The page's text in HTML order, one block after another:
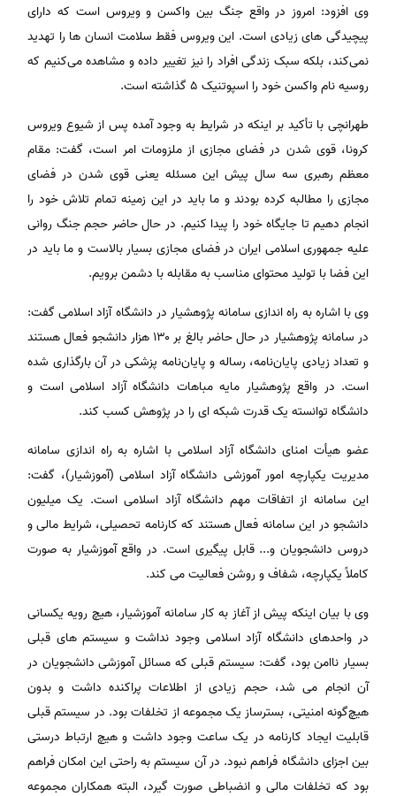
وی افزود: امروز در واقع جنگ بین واکسن و ویروس است که دارای
پیچیدگی های زیادی است. این ویروس فقط سلامت انسان ها را تهدید
نمی‌کند، بلکه سبک زندگی افراد را نیز تغییر داده و مشاهده می‌کنیم که
روسیه نام واکسن خود را اسپوتنیک ۵ گذاشته است.
طهرانچی با تأکید بر اینکه در شرایط به وجود آمده پس از شیوع ویروس
کرونا، قوی شدن در فضای مجازی از ملزومات امر است، گفت: مقام
معظم رهبری سه سال پیش این مسئله یعنی قوی شدن در فضای
مجازی را مطالبه کرده بودند و ما باید در این زمینه تمام تلاش خود را
انجام دهیم تا جایگاه خود را پیدا کنیم. در حال حاضر حجم جنگ روانی
علیه جمهوری اسلامی ایران در فضای مجازی بسیار بالاست و ما باید در
این فضا با تولید محتوای مناسب به مقابله با دشمن برویم.
وی با اشاره به راه اندازی سامانه پژوهشیار در دانشگاه آزاد اسلامی گفت:
در سامانه پژوهشیار در حال حاضر بالغ بر ۱۳۰ هزار دانشجو فعال هستند
و تعداد زیادی پایان‌نامه، رساله و پایان‌نامه پزشکی در آن بارگذاری شده
است. در واقع پژوهشیار مایه مباهات دانشگاه آزاد اسلامی است و
دانشگاه توانسته یک قدرت شبکه ای را در پژوهش کسب کند.
عضو هیأت امنای دانشگاه آزاد اسلامی با اشاره به راه اندازی سامانه
مدیریت یکپارچه امور آموزشی دانشگاه آزاد اسلامی (آموزشیار)، گفت:
این سامانه از اتفاقات مهم دانشگاه آزاد اسلامی است. یک میلیون
دانشجو در این سامانه فعال هستند که کارنامه تحصیلی، شرایط مالی و
دروس دانشجویان و... قابل پیگیری است. در واقع آموزشیار به صورت
کاملاً یکپارچه، شفاف و روشن فعالیت می کند.
وی با بیان اینکه پیش از آغاز به کار سامانه آموزشیار، هیچ رویه یکسانی
در واحدهای دانشگاه آزاد اسلامی وجود نداشت و سیستم های قبلی
بسیار ناامن بود، گفت: سیستم قبلی که مسائل آموزشی دانشجویان در
آن انجام می شد، حجم زیادی از اطلاعات پراکنده داشت و بدون
هیچ‌گونه امنیتی، بسترساز یک مجموعه از تخلفات بود. در سیستم قبلی
قابلیت ایجاد کارنامه در یک ساعت وجود داشت و هیچ ارتباط درستی
بین اجزای دانشگاه فراهم نبود. در آن سیستم به راحتی این امکان فراهم
بود که تخلفات مالی و انضباطی صورت گیرد، البته همکاران مجموعه